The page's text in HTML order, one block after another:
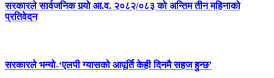
सरकारले सार्वजनिक गर्‍यो आ.व. २०८२/०८३ को अन्तिम तीन महिनाको
प्रतिवेदन
सरकारले भन्यो-‘एलपी ग्यासको आपूर्ति केही दिनमै सहज हुन्छ’